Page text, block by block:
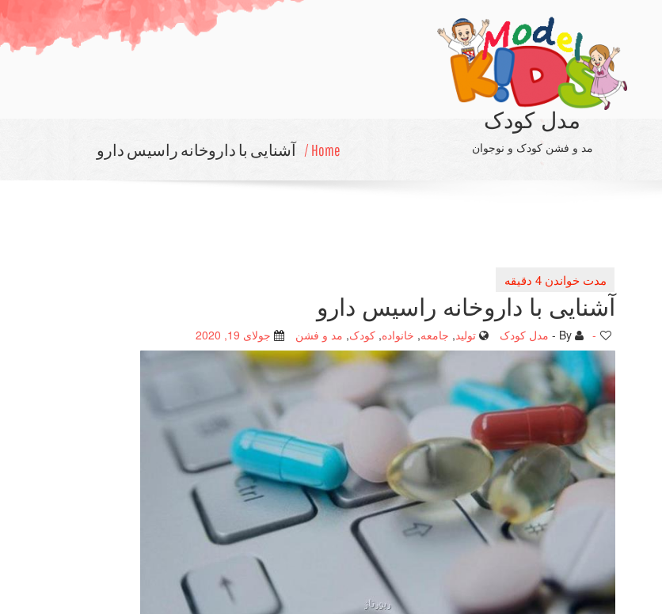
مدل کودک
مد و فشن کودک و نوجوان Home / آشنایی با داروخانه راسیس دارو
آشنایی با داروخانه راسیس دارو
مدل کودک تولید, جامعه, خانواده, کودک, مد و فشن جولای 19, 2020 -